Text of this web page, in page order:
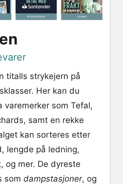
titalls strykejern på
Her kan du
varemerker som Tefal,
samt en rekke
kan sorteres etter
lengde på ledning,
og mer. De dyreste
som dampstasjoner, og